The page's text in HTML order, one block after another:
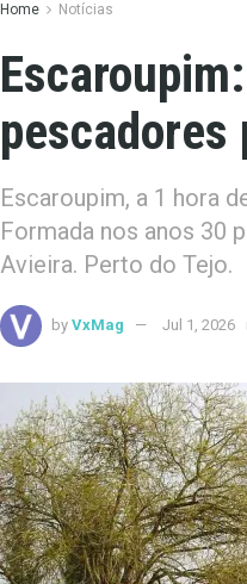
Home Notícias
pescadores
Escaroupim, a 1 hora
Formada nos anos 30
Avieira. Perto do Tejo.
by VxMag Jul 1, 2026